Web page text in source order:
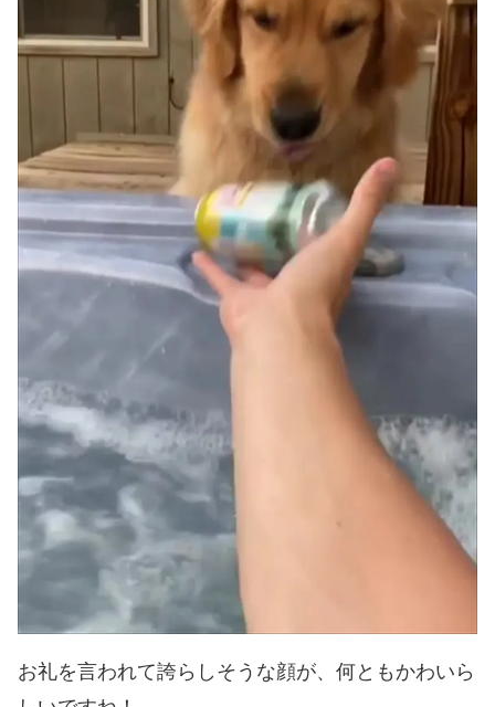
お礼を言われて誇らしそうな顔が、何ともかわいら